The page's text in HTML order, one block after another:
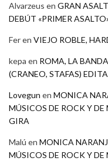
Alvarzeus en GRAN
DEBÚT «PRIMER
Feren VIEJO ROBLE,
kepa en ROMA, LA
(CRANEO, STAFAS)
Lovegun en MONICA
MÚSICOS DE ROCK Y DE
GIRA
Malú en MONICA
MÚSICOS DE ROCK Y DE